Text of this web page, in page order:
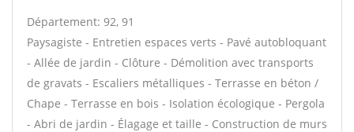
Département: 92, 91
Paysagiste - Entretien espaces verts - Pavé autobloquant
- Allée de jardin - Clôture - Démolition avec transports
de gravats - Escaliers métalliques - Terrasse en béton /
Chape - Terrasse en bois - Isolation écologique - Pergola
- Abri de jardin - Élagage et taille - Construction de murs